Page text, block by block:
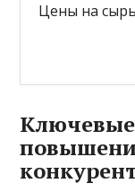
Цены на